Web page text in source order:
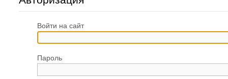
Войти на сайт
Пароль